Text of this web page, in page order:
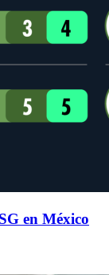
en México